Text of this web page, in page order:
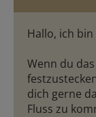
Hallo, ich bin
Wenn du
dich gerne
Fluss zu